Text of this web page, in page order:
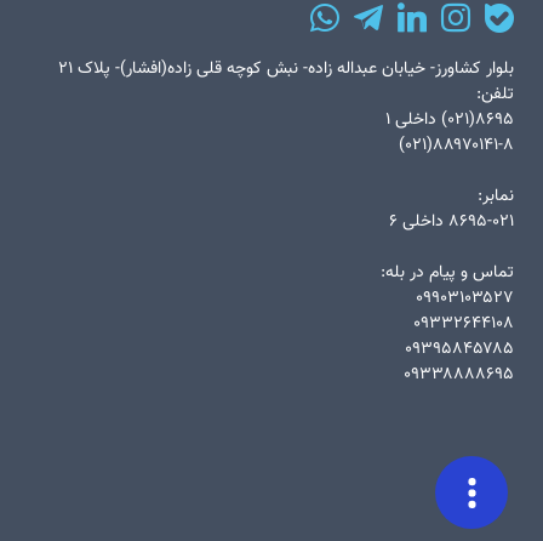
بلوار کشاورز- خیابان عبداله زاده- نبش کوچه قلی زاده(افشار)- پلاک ۲۱
تلفن:
۸۶۹۵(۰۲۱) داخلی ۱
۸۸۹۷۰۱۴۱-۸(۰۲۱)
نمابر:
۸۶۹۵-۰۲۱ داخلی ۶
تماس و پیام در بله:
۰۹۹۰۳۱۰۳۵۲۷
۰۹۳۳۲۶۴۴۱۰۸
۰۹۳۹۵۸۴۵۷۸۵
۰۹۳۳۸۸۸۸۶۹۵